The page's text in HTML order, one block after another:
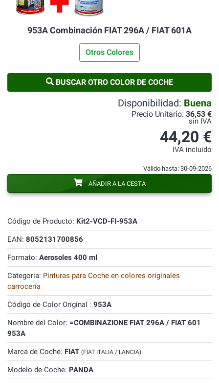
953A Combinación FIAT 296A / FIAT 601A
Otros Colores
BUSCAR OTRO COLOR DE COCHE
Código de Producto: Kit2-VCD-FI-953A
EAN: 8052131700856
Formato: Aerosoles 400 ml
Categoria: Pinturas para Coche en colores originales
carrocería
Código de Color Original : 953A
Nombre del Color: =COMBINAZIONE FIAT 296A / FIAT 601
953A
Marca de Coche: FIAT (FIAT ITALIA / LANCIA)
Modelo de Coche: PANDA
Disponibilidad: Buena
Precio Unitario: 36,53 €
sin IVA
44,20 €
IVA incluido
Válido hasta: 30-09-2026
AÑADIR A LA CESTA